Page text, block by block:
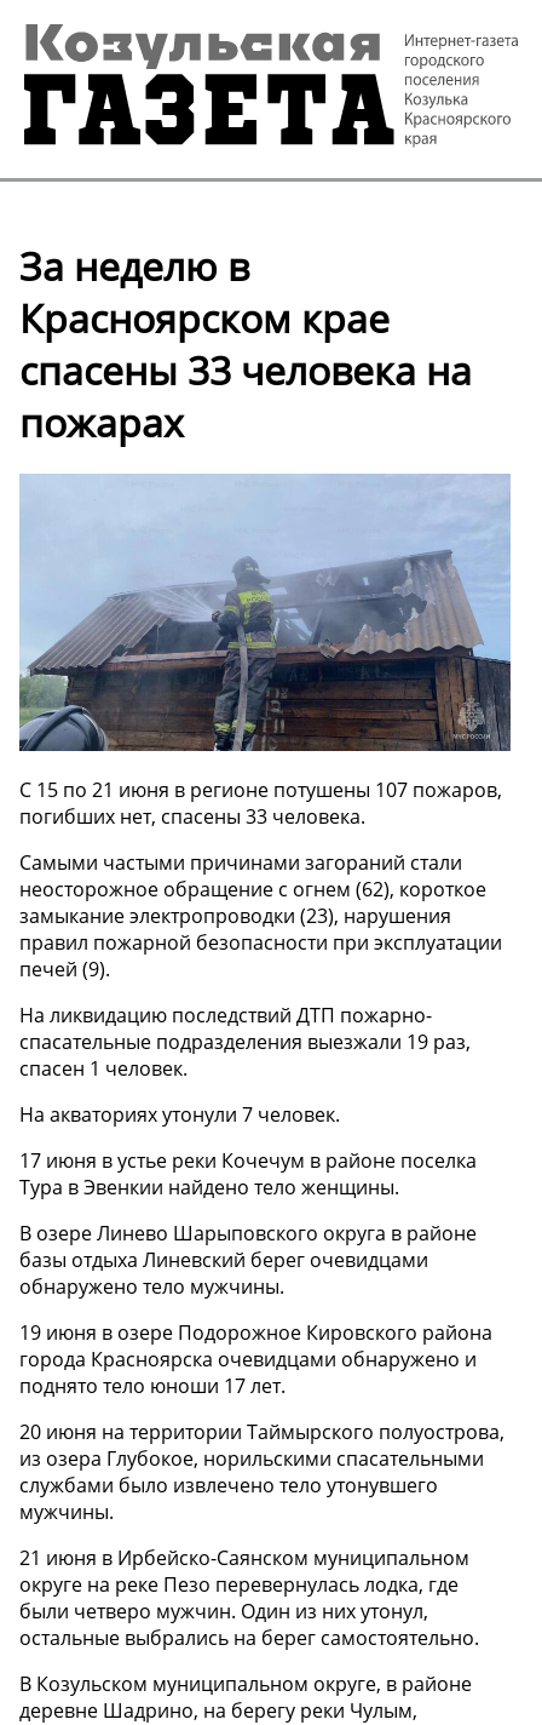
За неделю в
Красноярском крае
спасены 33 человека на
пожарах
С 15 по 21 июня в регионе потушены 107 пожаров,
погибших нет, спасены 33 человека.
Самыми частыми причинами загораний стали
неосторожное обращение с огнем (62), короткое
замыкание электропроводки (23), нарушения
правил пожарной безопасности при эксплуатации
печей (9).
На ликвидацию последствий ДТП пожарно-
спасательные подразделения выезжали 19 раз,
спасен 1 человек.
На акваториях утонули 7 человек.
17 июня в устье реки Кочечум в районе поселка
Тура в Эвенкии найдено тело женщины.
В озере Линево Шарыповского округа в районе
базы отдыха Линевский берег очевидцами
обнаружено тело мужчины.
19 июня в озере Подорожное Кировского района
города Красноярска очевидцами обнаружено и
поднято тело юноши 17 лет.
20 июня на территории Таймырского полуострова,
из озера Глубокое, норильскими спасательными
службами было извлечено тело утонувшего
мужчины.
21 июня в Ирбейско-Саянском муниципальном
округе на реке Пезо перевернулась лодка, где
были четверо мужчин. Один из них утонул,
остальные выбрались на берег самостоятельно.
В Козульском муниципальном округе, в районе
деревне Шадрино, на берегу реки Чулым,